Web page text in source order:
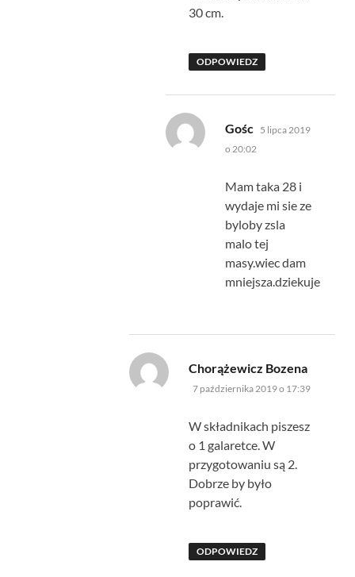
30 cm.
ODPOWIEDZ
Gośc pisze:
5 lipca 2019
o 20:02
Mam taka 28 i
wydaje mi sie ze
byloby zsla
malo tej
masy.wiec dam
mniejsza.dziekuje
Chorążewicz Bozena
7 października 2019 o 17:39
W składnikach piszesz
o 1 galaretce. W
przygotowaniu są 2.
Dobrze by było
poprawić.
ODPOWIEDZ